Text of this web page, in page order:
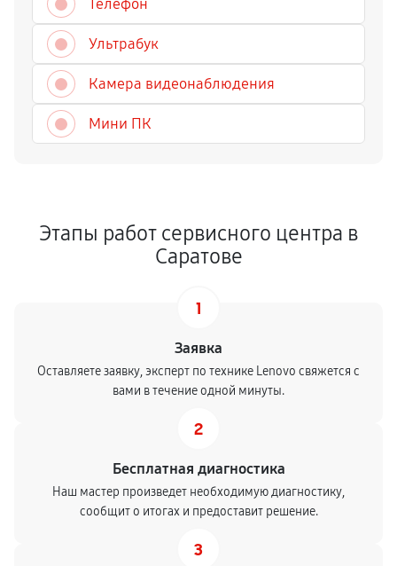
Телефон
Ультрабук
Камера видеонаблюдения
Мини ПК
Этапы работ сервисного центра в
Саратове
1
Заявка
Оставляете заявку, эксперт по технике Lenovo свяжется с
вами в течение одной минуты.
2
Бесплатная диагностика
Наш мастер произведет необходимую диагностику,
сообщит о итогах и предоставит решение.
3